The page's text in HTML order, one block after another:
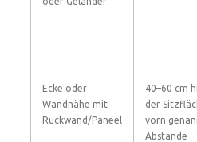
Ecke oder
Wandnähe mit
Rückwand/Paneel
40–60 cm
der
vorn
Abstände